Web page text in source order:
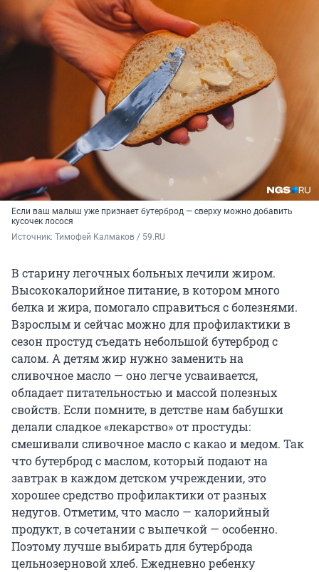
Если ваш малыш уже признает бутерброд — сверху можно добавить
кусочек лосося
Источник: Тимофей Калмаков / 59.RU
В старину легочных больных лечили жиром.
Высококалорийное питание, в котором много
белка и жира, помогало справиться с болезнями.
Взрослым и сейчас можно для профилактики в
сезон простуд съедать небольшой бутерброд с
салом. А детям жир нужно заменить на
сливочное масло — оно легче усваивается,
обладает питательностью и массой полезных
свойств. Если помните, в детстве нам бабушки
делали сладкое «лекарство» от простуды:
смешивали сливочное масло с какао и медом. Так
что бутерброд с маслом, который подают на
завтрак в каждом детском учреждении, это
хорошее средство профилактики от разных
недугов. Отметим, что масло — калорийный
продукт, в сочетании с выпечкой — особенно.
Поэтому лучше выбирать для бутерброда
цельнозерновой хлеб. Ежедневно ребенку